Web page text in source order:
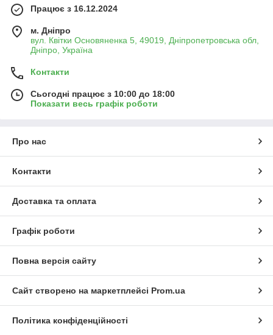
Працює з 16.12.2024
м. Дніпро
вул. Квітки Основяненка 5, 49019, Дніпропетровська обл,
Дніпро, Україна
Контакти
Сьогодні працює з 10:00 до 18:00
Показати весь графік роботи
Про нас
Контакти
Доставка та оплата
Графік роботи
Повна версія сайту
Сайт створено на маркетплейсі Prom.ua
Політика конфіденційності